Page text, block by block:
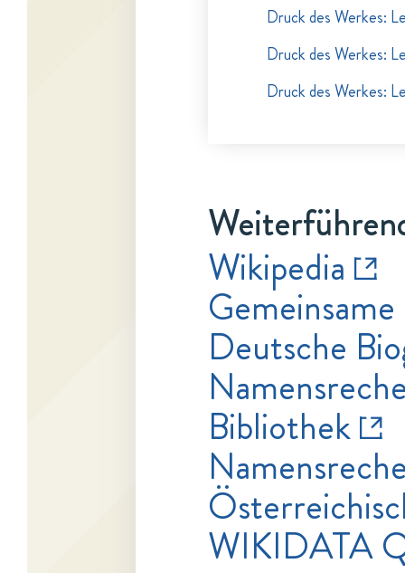
Druck des Werkes:
Druck des Werkes:
Druck des Werkes:
Wikipedia
Deutsche
Bibliothek
WIKIDATA